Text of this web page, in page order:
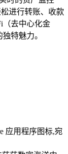
进行转账、收款
（去中心化金
特魅力。
应用程序图标,宛